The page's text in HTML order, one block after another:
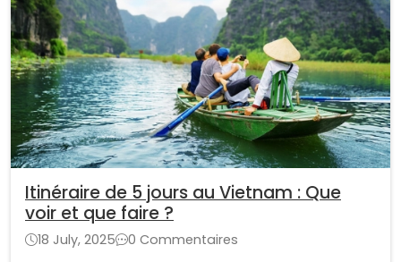
Itinéraire de 5 jours au Vietnam : Que
voir et que faire ?
18 July, 2025
0 Commentaires